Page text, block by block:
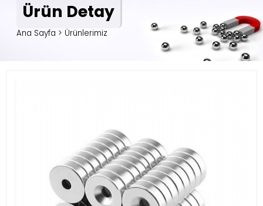
Ürün Detay
Ana Sayfa > Ürünlerimiz